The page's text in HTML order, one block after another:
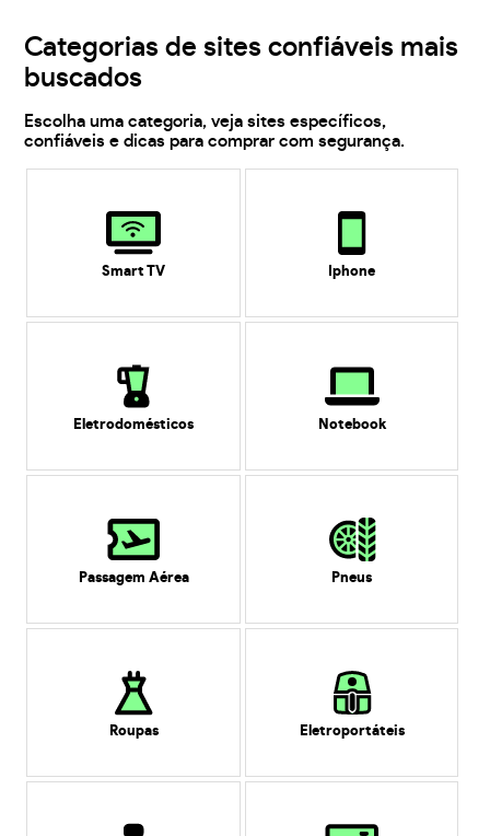
Categorias de sites confiáveis mais
buscados
Escolha uma categoria, veja sites específicos,
confiáveis e dicas para comprar com segurança.
Smart TV Iphone
Eletrodomésticos Notebook
Passagem Aérea Pneus
Roupas Eletroportáteis